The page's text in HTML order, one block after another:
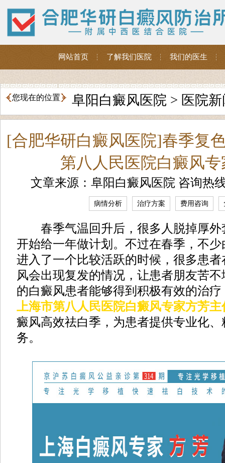
网站首页 了解我们医院 我们的医生
您现在的位置 阜阳白癜风医院 > 医院
[合肥华研白癜风医院]春季
第八人民医院白癜风
文章来源：阜阳白癜风医院 咨询热
病情分析 治疗方案 费用咨询
春季气温回升后，很多人脱掉厚外
开始给一年做计划。不过在春季，不
进入了一个比较活跃的时候，很多患
风会出现复发的情况，让患者朋友苦
的白癜风患者能够得到积极有效的治
上海市第八人民医院白癜风专家方芳主
癜风高效祛白季，为患者提供专业化
务。